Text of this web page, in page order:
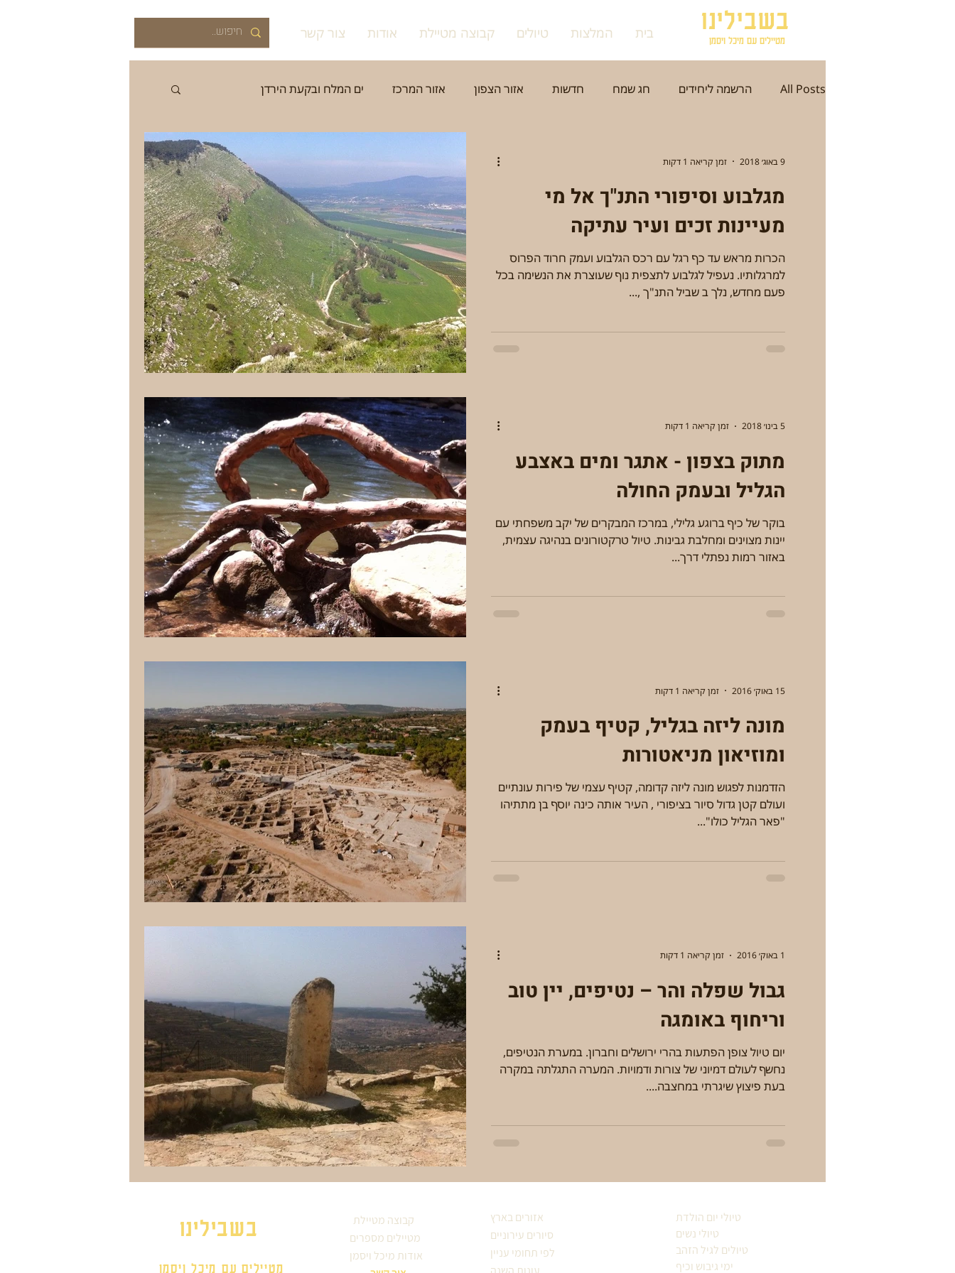
בית המלצות טיולים קבוצה מטיילת אודות צור קשר בשבילינו
מטיילים עם מיכל ויסמן
All Posts הרשמה ליחידים חג שמח חדשות אזור הצפון אזור המרכז ים המלח ובקעת הירדן
קיץ
סתיו חורף אזור הדרום מפגשים דתות שווקים, יין, שמן וגבינות טבע ופריחה התיישבות
היסטוריה וארכיאולוגיה אמנות אתגרי גיבוש וכיף טיול גיל הזהב נשים
מגלבוע וסיפורי התנ"ך אל מי
מעיינות זכים ועיר עתיקה
הכרות מראש עד כף רגל עם רכס הגלבוע ועמק חרוד הפרוס
למרגלותיו. נעפיל לגלבוע לתצפית נוף שעוצרת את הנשימה בכל
פעם מחדש, נלך ב שביל התנ"ך ,...
9 באוג׳ 2018 זמן קריאה 1 דקות
מתוק בצפון - אתגר ומים באצבע
הגליל ובעמק החולה
בוקר של כיף ברוגע גלילי, במרכז המבקרים של יקב משפחתי עם
יינות מצוינים ומחלבת גבינות. טיול טרקטורונים בנהיגה עצמית,
באזור רמות נפתלי דרך...
5 בינו׳ 2018 זמן קריאה 1 דקות
מונה ליזה בגליל, קטיף בעמק
ומוזיאון מניאטורות
הזדמנות לפגוש מונה ליזה קדומה, קטיף עצמי של פירות עונתיים
ועולם קטן גדול סיור בציפורי , העיר אותה כינה יוסף בן מתתיהו
"פאר הגליל כולו"...
15 באוק׳ 2016 זמן קריאה 1 דקות
גבול שפלה והר – נטיפים, יין טוב
וריחוף באומגה
יום טיול צופן הפתעות בהרי ירושלים וחברון. במערת הנטיפים,
נחשף לעולם דמיוני של צורות ודמויות. המערה התגלתה במקרה
בעת פיצוץ שיגרתי במחצבה....
1 באוק׳ 2016 זמן קריאה 1 דקות
בשבילינו
מטיילים עם מיכל ויסמן
קבוצה מטיילת
מטיילים מספרים
אודות מיכל ויסמן
אזורים בארץ
סיורים עירוניים
לפי תחומי עניין
טיולי יום הולדת
טיולי נשים
טיולים לגיל הזהב
ימי גיבוש וכיף